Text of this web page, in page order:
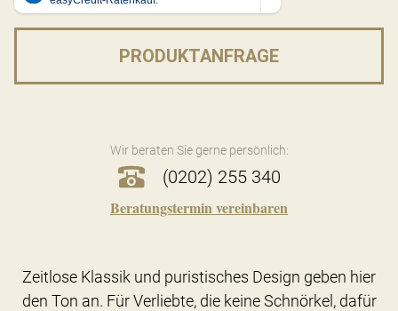
PRODUKTANFRAGE
Wir beraten Sie gerne persönlich:
(0202) 255 340
Beratungstermin vereinbaren
Zeitlose Klassik und puristisches Design geben hier
den Ton an. Für Verliebte, die keine Schnörkel, dafür